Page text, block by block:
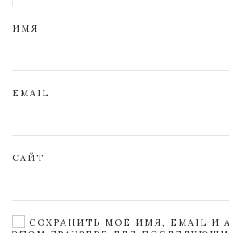
ИМЯ
EMAIL
САЙТ
СОХРАНИТЬ МОЁ ИМЯ, EMAIL И